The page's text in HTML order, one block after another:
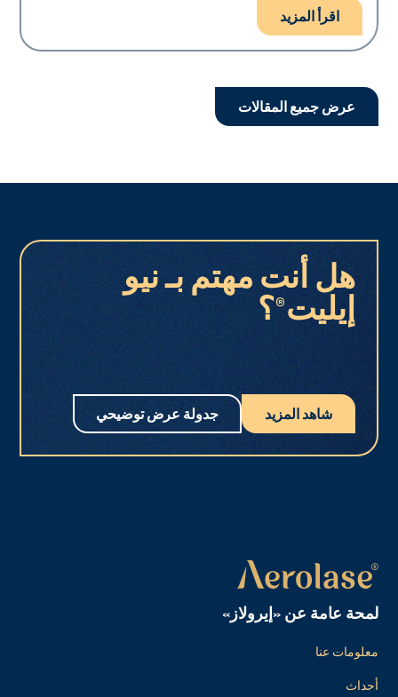
اقرأ المزيد
عرض جميع المقالات
هل أنت مهتم بـ نيو
إيليت®؟
شاهد المزيد جدولة عرض توضيحي
لمحة عامة عن «إيرولاز»
معلومات عنا
أحداث